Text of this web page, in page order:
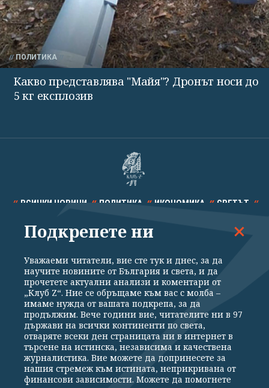
ПОЛИТИКА
Какво представлява "Майя"? Дронът носи до
5 кг експлозив
ВСИЧКИ НОВИНИ ПОЛИТИКА ИКОНОМИКА СВЕТЪТ
СПОРТ КУЛТУРА ТЕХНОЛОГИИ КАЛЕЙДОСКОП
Общи условия
Политика за поверителност
Реклама
Партньори Контакти
За Клуб Z
Екип
Подкрепете ни
Подкрепете ни
Уважаеми читатели, вие сте тук и днес, за да
научите новините от България и света, и да
прочетете актуални анализи и коментари от
„Клуб Z“. Ние се обръщаме към вас с молба –
имаме нужда от вашата подкрепа, за да
продължим. Вече години вие, читателите ни в 97
държави на всички континенти по света,
отваряте всеки ден страницата ни в интернет в
търсене на истинска, независима и качествена
журналистика. Вие можете да допринесете за
нашия стремеж към истината, неприкривана от
финансови зависимости. Можете да помогнете